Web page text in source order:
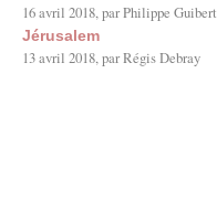
16 avril 2018, par Philippe Guibert
Jérusalem
13 avril 2018, par Régis Debray